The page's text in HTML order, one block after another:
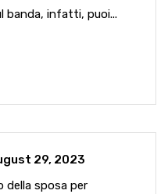
banda, infatti, puoi...
29, 2023
della sposa per